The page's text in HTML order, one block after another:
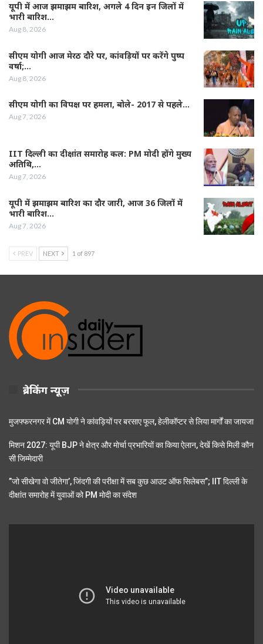
यूपी में आज झमाझम बारिश, अगले 4 दिन इन जिलों में
भारी बारिश…
Aug 8, 2026
सीएम योगी आज मेरठ दौरे पर, कांवड़ियों पर करेंगे पुष्प
वर्षा;…
Aug 8, 2026
सीएम योगी का विपक्ष पर हमला, बोले- 2017 से पहले…
Aug 7, 2026
IIT दिल्ली का दीक्षांत समारोह कल: PM मोदी होंगे मुख्य
अतिथि,…
Aug 7, 2026
यूपी में झमाझम बारिश का दौर जारी, आज 36 जिलों में
भारी बारिश…
Aug 7, 2026
PREV NEXT 1 of 897
ब्रेकिंग न्यूज़
मुजफ्फरनगर में CM योगी ने कांवड़ियों पर बरसाए फूल, हेलीकॉप्टर से लिया मार्गों का जायजा
मिशन 2027: यूपी BJP ने क्षेत्र और मोर्चा प्रभारियों का किया ऐलान, देखें किसे मिली कौन
सी जिम्मेदारी
”जो सीखेगा वो जीतेगा’, जिंदगी की परीक्षा में सब कुछ आउट ऑफ सिलेबस”; IIT दिल्ली के
दीक्षांत समारोह में युवाओं को PM मोदी का संदेश